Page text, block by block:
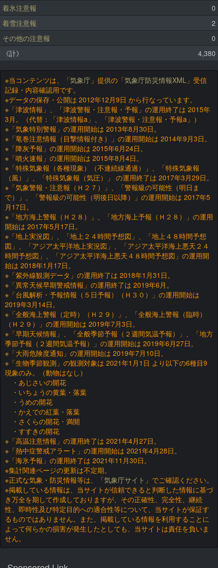
着氷注意報
0
着雪注意報
2
その他の注意報
0
《計》
4,380
※当コンテンツは、「気象庁 」提供の「気象庁防災情報XML 」受信
記録・内容確認用です。
※データの保存・公開は 2012年12月9日 から行なっています。
※「津波情報」、「津波警報・注意報・予報」の運用終了は 2015年
3月。（代替：「津波情報a」、「津波警報・注意報・予報a」）
※「気象特別警報」の運用開始は 2013年8月30日。
※「竜巻注意情報（目撃情報付き）」の運用開始は 2014年9月3日。
※「降灰予報」の運用開始は 2015年6月24日。
※「噴火速報」の運用開始は 2015年8月4日。
※「特殊気象報（各種現象）（不連続線通過）」、「特殊気象報
（風）」、「特殊気象報（気圧）」 の運用終了は 2017年3月29日。
※「気象警報・注意報（Ｈ２７）」、「警報級の可能性（明日ま
で）」、「警報級の可能性（明後日以降）」の運用開始は 2017年5
月17日。
※「地方海上警報（Ｈ２８）」、「地方海上予報（Ｈ２８）」の運用
開始は 2017年5月17日。
※「地上実況図」、「地上２４時間予想図」、「地上４８時間予想
図」、「アジア太平洋地上実況図」、「アジア太平洋海上悪天２４
時間予想図」、「アジア太平洋海上悪天４８時間予想図」の運用開
始は 2018年1月17日。
※「紫外線観測データ」の運用終了は 2018年1月31日。
※「異常天候早期警戒情報」の運用終了は 2019年6月。
※「台風解析・予報情報（５日予報）（Ｈ３０）」の運用開始は
2019年3月14日。
※「全般海上警報（定時）（Ｈ２９）」、「全般海上警報（臨時）
（Ｈ２９）」の運用開始は 2019年7月3日。
※「早期天候情報」、「全般季節予報（２週間気温予報）」、「地方
季節予報（２週間気温予報）」の運用開始は 2019年6月27日。
※「大雨危険度通知」の運用開始は 2019年7月10日。
※「生物季節観測」の観測対象は 2021年1月1日 より以下の6種目9
現象のみ。（動物はなし）
・あじさいの開花
・いちょうの黄葉・落葉
・うめの開花
・かえでの紅葉・落葉
・さくらの開花・満開
・すすきの開花
※「高温注意情報」の運用終了は 2021年4月27日。
※「熱中症警戒アラート」の運用開始は 2021年4月28日。
※「海氷予報」の運用終了は 2021年11月30日。
※集計関連ページの更新は不定期。
※正式な気象・防災情報等は、「気象庁サイト 」でご確認ください。
※掲載している情報は、当サイトが信頼できると判断した情報に基づ
き万全を期して作成しておりますが、その正確性、完全性、継続
性、即時性及び特定目的への適合性等について、当サイトが保証す
るものではありません。また、掲載している情報を利用することに
よって何らかの損害が発生したとしても、当サイトは責任を負いま
せん。